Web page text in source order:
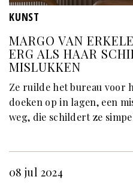
KUNST
MARGO VAN
ERG ALS HAAR
MISLUKKEN
Ze ruilde het bureau voor
doeken op in lagen, een
weg, die schildert ze
08 jul 2024